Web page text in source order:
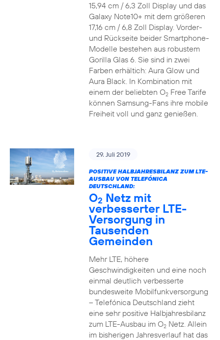
15,94 cm / 6,3 Zoll Display und das
Galaxy Note10+ mit dem größeren
17,16 cm / 6,8 Zoll Display. Vorder-
und Rückseite beider Smartphone-
Modelle bestehen aus robustem
Gorilla Glas 6. Sie sind in zwei
Farben erhältich: Aura Glow und
Aura Black. In Kombination mit
einem der beliebten O2Free Tarife
können Samsung-Fans ihre mobile
Freiheit voll und ganz genießen.
29. Juli 2019
POSITIVE HALBJAHRESBILANZ ZUM LTE-
AUSBAU VON TELEFÓNICA
DEUTSCHLAND:
O2 Netz mit
verbesserter LTE-
Versorgung in
Tausenden
Gemeinden
Mehr LTE, höhere
Geschwindigkeiten und eine noch
einmal deutlich verbesserte
bundesweite Mobilfunkversorgung
– Telefónica Deutschland zieht
eine sehr positive Halbjahresbilanz
zum LTE-Ausbau im O2Netz. Allein
im bisherigen Jahresverlauf hat das